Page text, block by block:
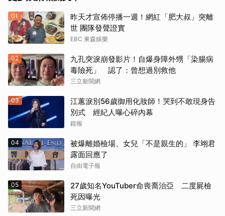
01
昨天才宣佈停播一週！網紅「肥大叔」突離
世 團隊發聲證實
EBC 東森娛樂
02
九孔突淚崩發影片！自爆身障外甥「染腸病
毒險死」 認了：曾想過別救他
三立新聞網
03
江蕙淚別56歲御用化妝師！哭到不敢現身告
別式 經紀人曝心碎內幕
鏡報
04
被爆離婚檢場、女兒「不是親生的」 李翊君
露面回應了
自由電子報
05
27歲知名YouTuber命喪喬治亞 二度屍檢
死因曝光
三立新聞網